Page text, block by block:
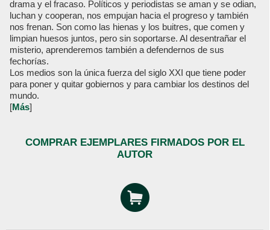
drama y el fracaso. Políticos y periodistas se aman y se odian,
luchan y cooperan, nos empujan hacia el progreso y también
nos frenan. Son como las hienas y los buitres, que comen y
limpian huesos juntos, pero sin soportarse. Al desentrañar el
misterio, aprenderemos también a defendernos de sus
fechorías.
Los medios son la única fuerza del siglo XXI que tiene poder
para poner y quitar gobiernos y para cambiar los destinos del
mundo.
[Más]
COMPRAR EJEMPLARES FIRMADOS POR EL
AUTOR